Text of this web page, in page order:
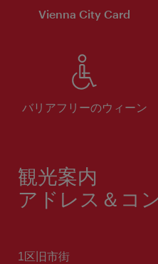
Vienna City Card
バリアフリーのウィーン
観光案内
アドレス＆コ
1区旧市街